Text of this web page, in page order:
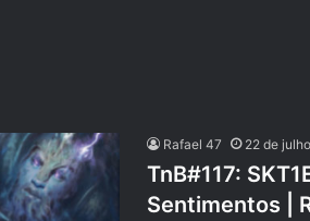
Rafael 47 22 de
TnB#117:
Sentimentos |